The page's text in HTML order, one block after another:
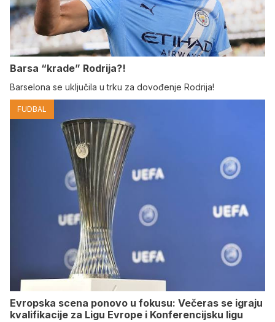
Barsa “krade” Rodrija?!
Barselona se uključila u trku za dovođenje Rodrija!
FUDBAL
Evropska scena ponovo u fokusu: Večeras se igraju
kvalifikacije za Ligu Evrope i Konferencijsku ligu